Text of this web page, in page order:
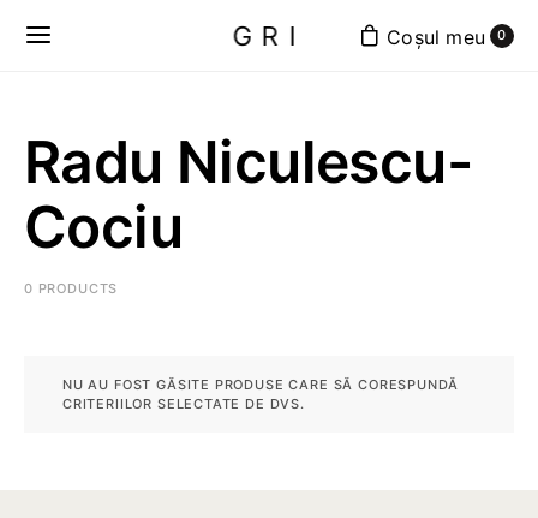
GRI 0
Radu Niculescu-
Cociu
0 PRODUCTS
NU AU FOST GĂSITE PRODUSE CARE SĂ CORESPUNDĂ
CRITERIILOR SELECTATE DE DVS.